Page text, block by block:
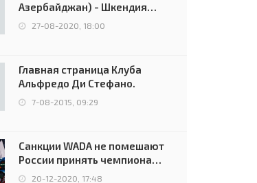
Азербайджан) - Шкендия
(Тетово, Северная
Македония) - 0:2 (0:0)
27-08-2020, 18:00
Главная страница Клуба
Альфредо Ди Стефано.
7-08-2015, 09:29
Санкции WADA не помешают
России принять чемпионат
Европы и финал Лиги
20-12-2020, 17:48